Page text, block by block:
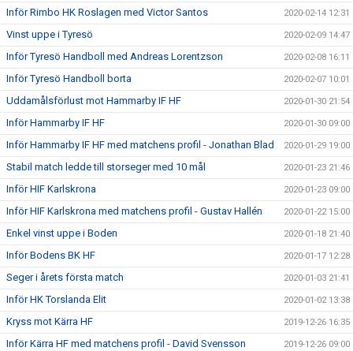
Inför Rimbo HK Roslagen med Victor Santos 2020-02-14 12:31
Vinst uppe i Tyresö 2020-02-09 14:47
Inför Tyresö Handboll med Andreas Lorentzson 2020-02-08 16:11
Inför Tyresö Handboll borta 2020-02-07 10:01
Uddamålsförlust mot Hammarby IF HF 2020-01-30 21:54
Inför Hammarby IF HF 2020-01-30 09:00
Inför Hammarby IF HF med matchens profil - Jonathan Blad 2020-01-29 19:00
Stabil match ledde till storseger med 10 mål 2020-01-23 21:46
Inför HIF Karlskrona 2020-01-23 09:00
Inför HIF Karlskrona med matchens profil - Gustav Hallén 2020-01-22 15:00
Enkel vinst uppe i Boden 2020-01-18 21:40
Inför Bodens BK HF 2020-01-17 12:28
Seger i årets första match 2020-01-03 21:41
Inför HK Torslanda Elit 2020-01-02 13:38
Kryss mot Kärra HF 2019-12-26 16:35
Inför Kärra HF med matchens profil - David Svensson 2019-12-26 09:00